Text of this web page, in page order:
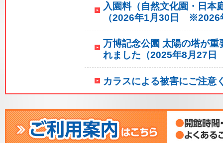
入園料（自然文化園・日本
（2026年1月30日 ※2026
万博記念公園 太陽の塔が
れました（2025年8月27
カラスによる被害にご注意